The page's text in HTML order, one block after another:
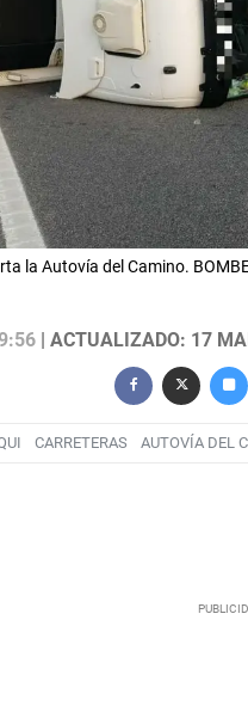
la Autovía del Camino.
| ACTUALIZADO: 17
CARRETERAS AUTOVÍA DEL